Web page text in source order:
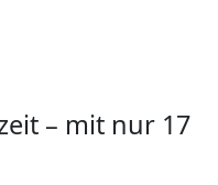
– mit nur 17